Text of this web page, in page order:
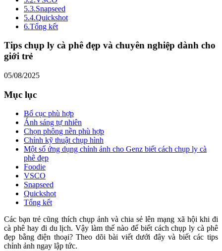
5.3.Snapseed
5.4.Quickshot
6.Tổng kết
Tips chụp ly cà phê đẹp và chuyên nghiệp dành cho
giới trẻ
05/08/2025
Mục lục
Bố cục phù hợp
Ánh sáng tự nhiên
Chọn phông nền phù hợp
Chỉnh kỹ thuật chụp hình
Một số ứng dụng chỉnh ảnh cho Genz biết cách chụp ly cà
phê đẹp
Foodie
VSCO
Snapseed
Quickshot
Tổng kết
Các bạn trẻ cũng thích chụp ảnh và chia sẻ lên mạng xã hội khi đi
cà phê hay đi du lịch. Vậy làm thế nào để biết cách chụp ly cà phê
đẹp bằng điện thoại? Theo dõi bài viết dưới đây và biết các tips
chỉnh ảnh ngay lập tức.